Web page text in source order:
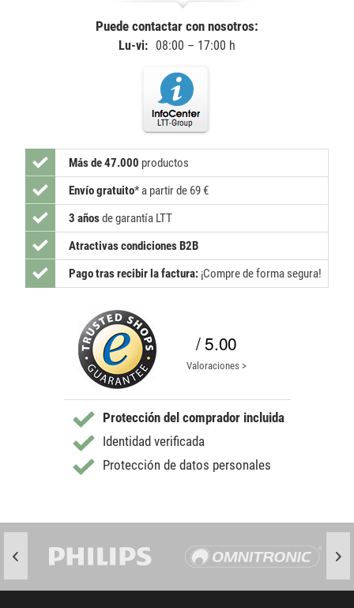
Puede contactar con nosotros:
Lu-vi: 08:00 – 17:00 h
Más de 47.000 productos
Envío gratuito* a partir de 69 €
3 añosde garantía LTT
Atractivas condiciones B2B
Pago tras recibir la factura: ¡Compre de forma segura!
/ 5.00
Valoraciones >
Protección del comprador incluida
Identidad verificada
Protección de datos personales